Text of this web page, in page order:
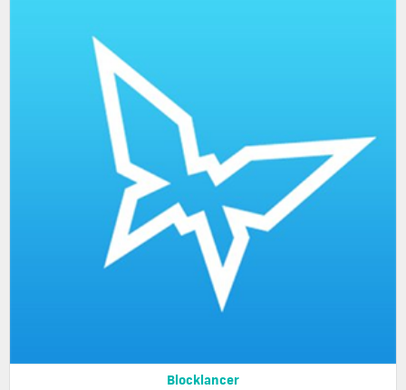
Blocklancer